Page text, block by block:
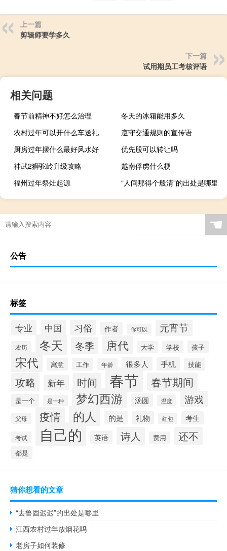
上一篇
剪辑师要学多久
下一篇
试用期员工考核评语
相关问题
春节前精神不好怎么治理
冬天的冰箱能用多久
农村过年可以开什么车送礼
遵守交通规则的宣传语
厨房过年摆什么最好风水好
优先股可以转让吗
神武2狮驼岭升级攻略
越南俘虏什么梗
福州过年祭灶起源
“人间那得个般清”的出处是哪里
☚
公告
标签
专业 中国 习俗 作者 你可以 元宵节
农历 冬天 冬季 唐代 大学 学校 孩子
宋代 寓意 工作 年龄 很多人 手机 技能
攻略 新年 时间 春节 春节期间
是一个 是一种 梦幻西游 汤圆 温度 游戏
父母 疫情 的人 的是 礼物 红包 考生
考试 自己的 英语 诗人 费用 还不
都是
猜你想看的文章
“去鲁固迟迟”的出处是哪里
江西农村过年放烟花吗
老房子如何装修